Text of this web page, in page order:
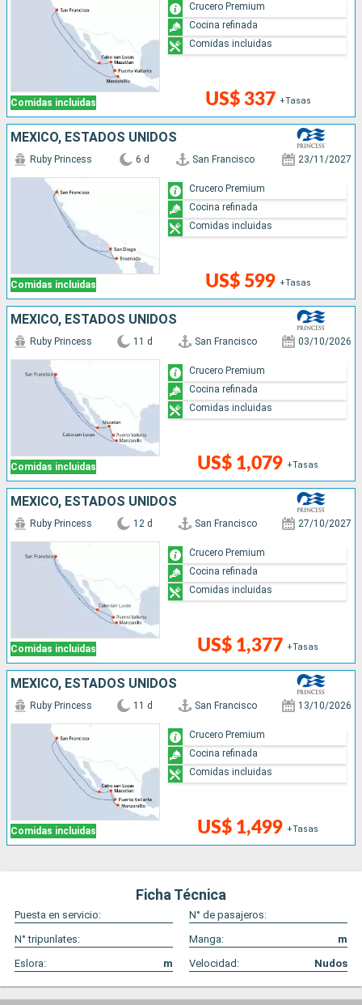
Comidas incluidas US$ 337 +Tasas
Crucero Premium
Cocina refinada
Comidas incluidas
MÉXICO, ESTADOS UNIDOS
Comidas incluidas
Ruby Princess 6 d San Francisco 23/11/2027
US$ 599 +Tasas
Crucero Premium
Cocina refinada
Comidas incluidas
MÉXICO, ESTADOS UNIDOS
Comidas incluidas
Ruby Princess 11 d San Francisco 03/10/2026
US$ 1,079 +Tasas
Crucero Premium
Cocina refinada
Comidas incluidas
MÉXICO, ESTADOS UNIDOS
Comidas incluidas
Ruby Princess 12 d San Francisco 27/10/2027
US$ 1,377 +Tasas
Crucero Premium
Cocina refinada
Comidas incluidas
MÉXICO, ESTADOS UNIDOS
Comidas incluidas
Ruby Princess 11 d San Francisco 13/10/2026
US$ 1,499 +Tasas
Crucero Premium
Cocina refinada
Comidas incluidas
Ficha Técnica
Puesta en servicio:
N° de pasajeros:
N° tripunlates:
Manga:
m
Eslora:
m Velocidad: Nudos